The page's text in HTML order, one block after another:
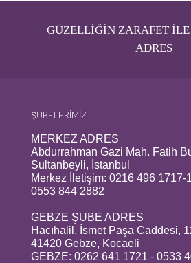
GÜZELLİĞİN ZARAFET
ADRES
ŞUBELERİMİZ
MERKEZ ADRES
Abdurrahman Gazi Mah. Fatih
Sultanbeyli, İstanbul
Merkez İletişim: 0216 496 1717-
0553 844 2882
GEBZE ŞUBE ADRES
Hacıhalil, İsmet Paşa Caddesi,
41420 Gebze, Kocaeli
GEBZE: 0262 641 1721 - 0533